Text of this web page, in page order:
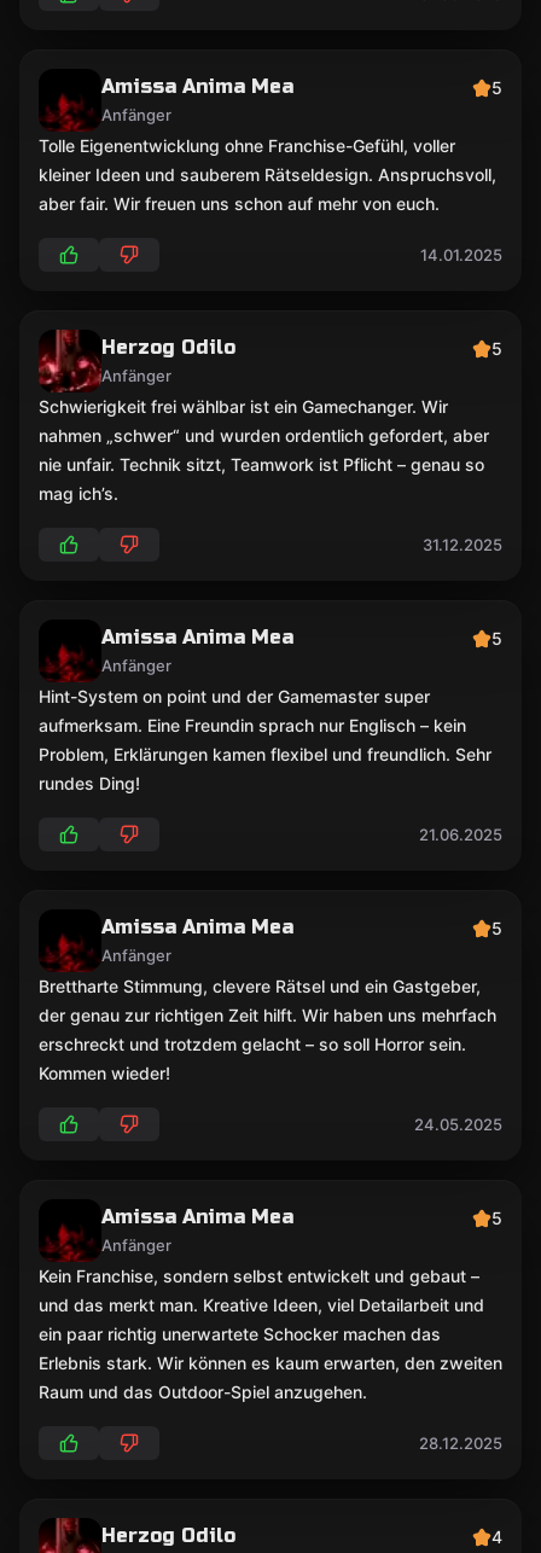
Amissa Anima Mea
Anfänger
5
Tolle Eigenentwicklung ohne Franchise-Gefühl, voller
kleiner Ideen und sauberem Rätseldesign. Anspruchsvoll,
aber fair. Wir freuen uns schon auf mehr von euch.
14.01.2025
Herzog Odilo
Anfänger
5
Schwierigkeit frei wählbar ist ein Gamechanger. Wir
nahmen „schwer“ und wurden ordentlich gefordert, aber
nie unfair. Technik sitzt, Teamwork ist Pflicht – genau so
mag ich’s.
31.12.2025
Amissa Anima Mea
Anfänger
5
Hint-System on point und der Gamemaster super
aufmerksam. Eine Freundin sprach nur Englisch – kein
Problem, Erklärungen kamen flexibel und freundlich. Sehr
rundes Ding!
21.06.2025
Amissa Anima Mea
Anfänger
5
Brettharte Stimmung, clevere Rätsel und ein Gastgeber,
der genau zur richtigen Zeit hilft. Wir haben uns mehrfach
erschreckt und trotzdem gelacht – so soll Horror sein.
Kommen wieder!
24.05.2025
Amissa Anima Mea
Anfänger
5
Kein Franchise, sondern selbst entwickelt und gebaut –
und das merkt man. Kreative Ideen, viel Detailarbeit und
ein paar richtig unerwartete Schocker machen das
Erlebnis stark. Wir können es kaum erwarten, den zweiten
Raum und das Outdoor-Spiel anzugehen.
28.12.2025
Herzog Odilo 4